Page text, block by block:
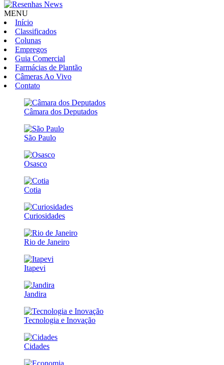
MENU
Início
Classificados
Colunas
Empregos
Guia Comercial
Farmácias de Plantão
Câmeras Ao Vivo
Contato
Câmara dos Deputados
São Paulo
Osasco
Cotia
Curiosidades
Rio de Janeiro
Itapevi
Jandira
Tecnologia e Inovação
Cidades